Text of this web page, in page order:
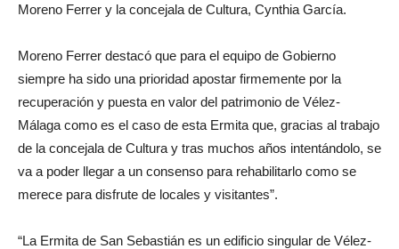
Moreno Ferrer y la concejala de Cultura, Cynthia García.
Moreno Ferrer destacó que para el equipo de Gobierno
siempre ha sido una prioridad apostar firmemente por la
recuperación y puesta en valor del patrimonio de Vélez-
Málaga como es el caso de esta Ermita que, gracias al trabajo
de la concejala de Cultura y tras muchos años intentándolo, se
va a poder llegar a un consenso para rehabilitarlo como se
merece para disfrute de locales y visitantes”.
“La Ermita de San Sebastián es un edificio singular de Vélez-